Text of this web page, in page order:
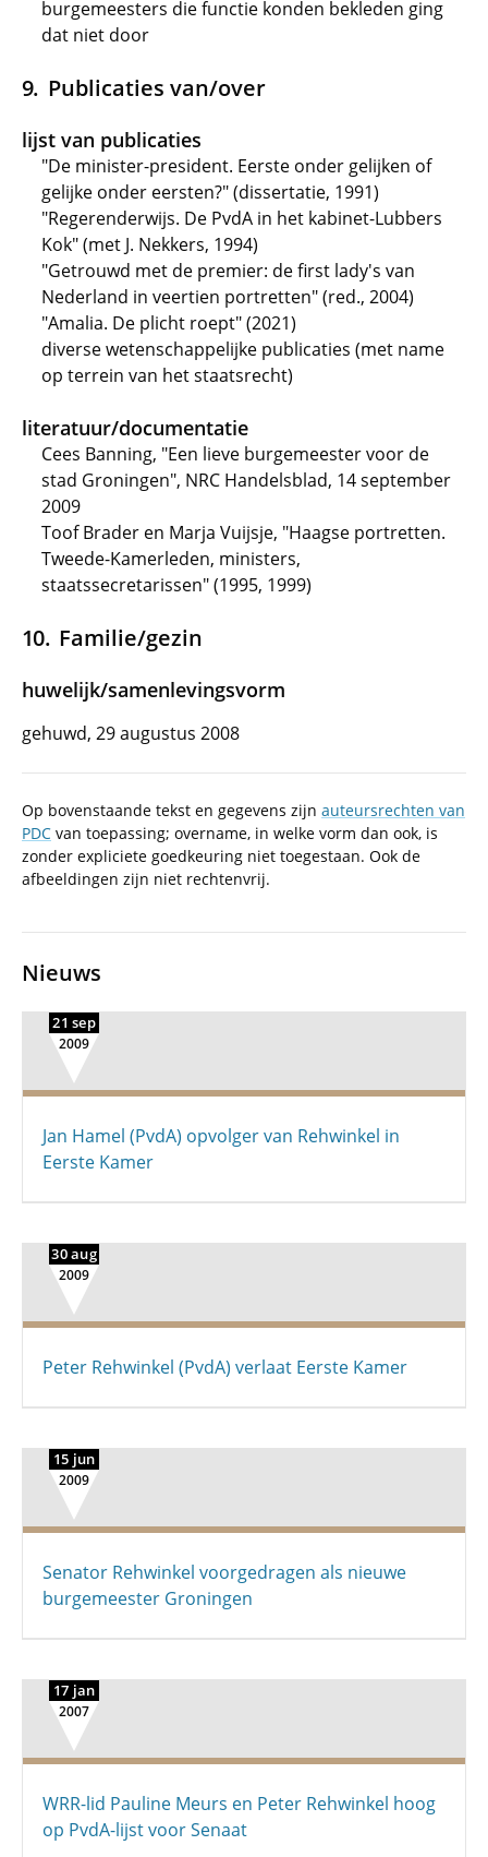
burgemeesters die functie konden bekleden ging
dat niet door
Publicaties van/over
lijst van publicaties
"De minister-president. Eerste onder gelijken of
gelijke onder eersten?" (dissertatie, 1991)
"Regerenderwijs. De PvdA in het kabinet-Lubbers
Kok" (met J. Nekkers, 1994)
"Getrouwd met de premier: de first lady's van
Nederland in veertien portretten" (red., 2004)
"Amalia. De plicht roept" (2021)
diverse wetenschappelijke publicaties (met name
op terrein van het staatsrecht)
literatuur/documentatie
Cees Banning, "Een lieve burgemeester voor de
stad Groningen", NRC Handelsblad, 14 september
2009
Toof Brader en Marja Vuijsje, "Haagse portretten.
Tweede-Kamerleden, ministers,
staatssecretarissen" (1995, 1999)
Familie/gezin
huwelijk/samenlevingsvorm
gehuwd, 29 augustus 2008
Op bovenstaande tekst en gegevens zijn auteursrechten van
PDC van toepassing; overname, in welke vorm dan ook, is
zonder expliciete goedkeuring niet toegestaan. Ook de
afbeeldingen zijn niet rechtenvrij.
Nieuws
21 sep
2009
Jan Hamel (PvdA) opvolger van Rehwinkel in
Eerste Kamer
30 aug
2009
Peter Rehwinkel (PvdA) verlaat Eerste Kamer
15 jun
2009
Senator Rehwinkel voorgedragen als nieuwe
burgemeester Groningen
17 jan
2007
WRR-lid Pauline Meurs en Peter Rehwinkel hoog
op PvdA-lijst voor Senaat